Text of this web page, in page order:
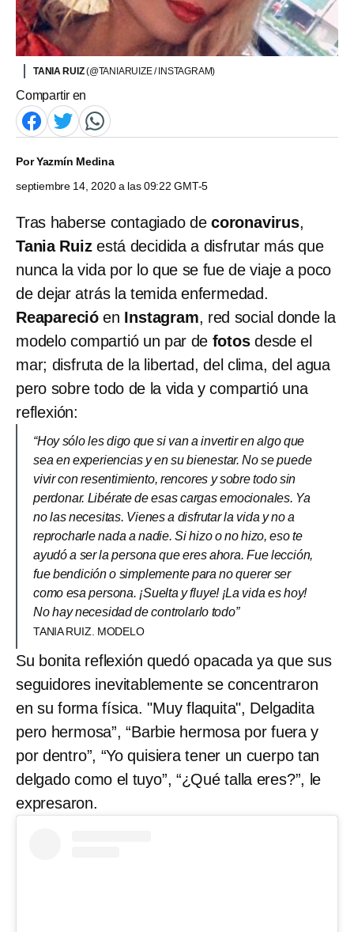
TANIA RUIZ(@TANIARUIZE / INSTAGRAM)
Compartir en
PorYazmín Medina
septiembre 14, 2020 a las 09:22 GMT-5
Tras haberse contagiado de coronavirus,
Tania Ruizestá decidida a disfrutar más que
nunca la vida por lo que se fue de viaje a poco
de dejar atrás la temida enfermedad.
Reapareció en Instagram, red social donde la
modelo compartió un par de fotosdesde el
mar; disfruta de la libertad, del clima, del agua
pero sobre todo de la vida y compartió una
reflexión:
“Hoy sólo les digo que si van a invertir en algo que
sea en experiencias y en su bienestar. No se puede
vivir con resentimiento, rencores y sobre todo sin
perdonar. Libérate de esas cargas emocionales. Ya
no las necesitas. Vienes a disfrutar la vida y no a
reprocharle nada a nadie. Si hizo o no hizo, eso te
ayudó a ser la persona que eres ahora. Fue lección,
fue bendición o simplemente para no querer ser
como esa persona. ¡Suelta y fluye! ¡La vida es hoy!
No hay necesidad de controlarlo todo”
TANIA RUIZ. MODELO
Su bonita reflexión quedó opacada ya que sus
seguidores inevitablemente se concentraron
en su forma física. "Muy flaquita", Delgadita
pero hermosa”, “Barbie hermosa por fuera y
por dentro”, “Yo quisiera tener un cuerpo tan
delgado como el tuyo”, “¿Qué talla eres?”, le
expresaron.